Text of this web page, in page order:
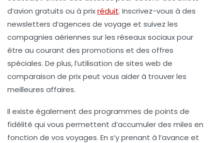
d’avion gratuits ou à prixréduit. Inscrivez-vous à des
newsletters d’agences de voyage et suivez les
compagnies aériennes sur les réseaux sociaux pour
être au courant des promotions et des offres
spéciales. De plus, l’utilisation de sites web de
comparaison de prix peut vous aider à trouver les
meilleures affaires.
Il existe également des programmes de points de
fidélité qui vous permettent d’accumuler des miles en
fonction de vos voyages. En s’y prenant à l’avance et